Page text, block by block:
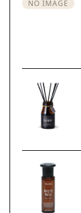
NO IMAGE